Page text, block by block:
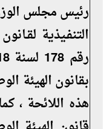
رئيس مجلس
التنفـيذية
بقانون الهيئة
هذه اللائحة ،